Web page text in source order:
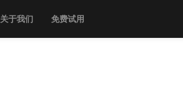
关于我们 免费试用